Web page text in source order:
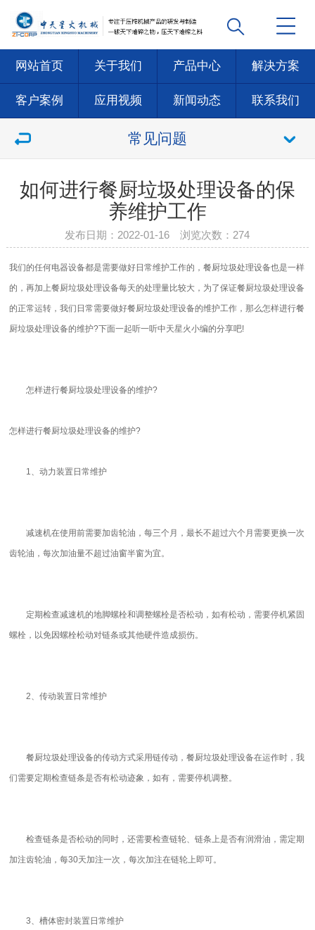
网站首页 关于我们 产品中心 解决方案
客户案例 应用视频 新闻动态 联系我们
常见问题
如何进行餐厨垃圾处理设备的保
养维护工作
发布日期：2022-01-16 浏览次数： 274
我们的任何电器设备都是需要做好日常维护工作的，餐厨垃圾处理设备也是一样
的，再加上餐厨垃圾处理设备每天的处理量比较大，为了保证餐厨垃圾处理设备
的正常运转，我们日常需要做好餐厨垃圾处理设备的维护工作，那么怎样进行餐
厨垃圾处理设备的维护?下面一起听一听中天星火小编的分享吧!
怎样进行餐厨垃圾处理设备的维护?
怎样进行餐厨垃圾处理设备的维护?
1、动力装置日常维护
减速机在使用前需要加齿轮油，每三个月，最长不超过六个月需要更换一次
齿轮油，每次加油量不超过油窗半窗为宜。
定期检查减速机的地脚螺栓和调整螺栓是否松动，如有松动，需要停机紧固
螺栓，以免因螺栓松动对链条或其他硬件造成损伤。
2、传动装置日常维护
餐厨垃圾处理设备的传动方式采用链传动，餐厨垃圾处理设备在运作时，我
们需要定期检查链条是否有松动迹象，如有，需要停机调整。
检查链条是否松动的同时，还需要检查链轮、链条上是否有润滑油，需定期
加注齿轮油，每30天加注一次，每次加注在链轮上即可。
3、槽体密封装置日常维护